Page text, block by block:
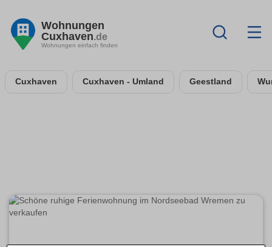
Wohnungen
Cuxhaven.de
Wohnungen einfach finden
Cuxhaven Cuxhaven - Umland Geestland